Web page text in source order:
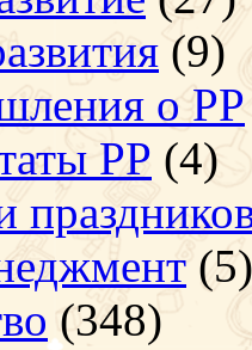
(9)
о РР
РР (4)
(5)
(348)